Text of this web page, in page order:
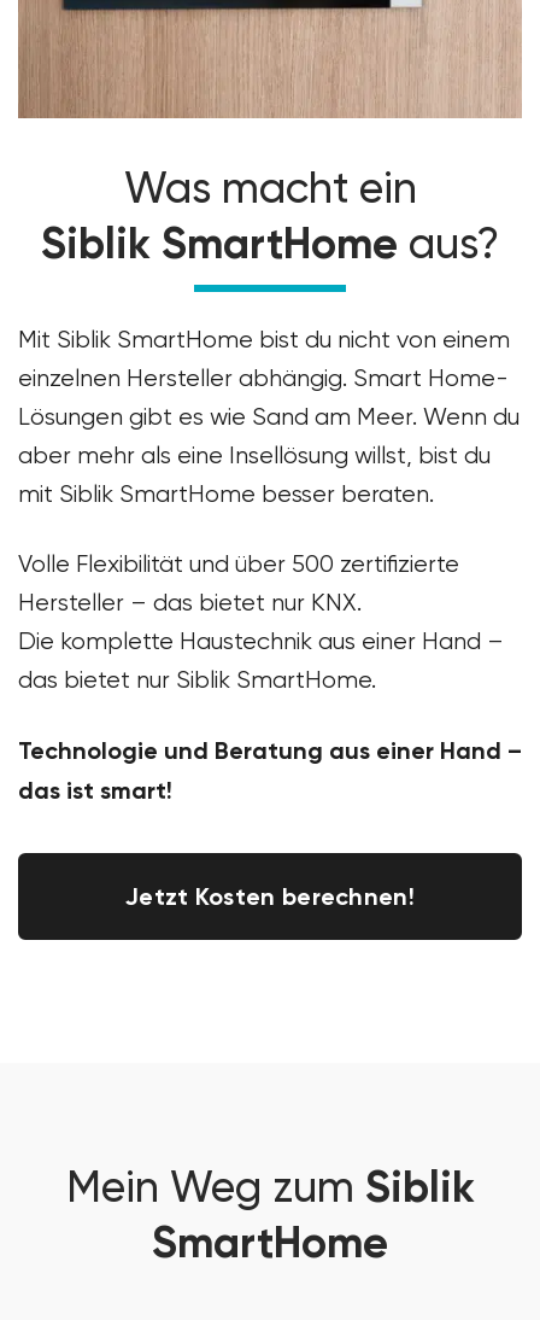
Was macht ein
Siblik SmartHome aus?
Mit Siblik SmartHome bist du nicht von einem
einzelnen Hersteller abhängig. Smart Home-
Lösungen gibt es wie Sand am Meer. Wenn du
aber mehr als eine Insellösung willst, bist du
mit Siblik SmartHome besser beraten.
Volle Flexibilität und über 500 zertifizierte
Hersteller – das bietet nur KNX.
Die komplette Haustechnik aus einer Hand –
das bietet nur Siblik SmartHome.
Technologie und Beratung aus einer Hand –
das ist smart!
Jetzt Kosten berechnen!
Mein Weg zum Siblik
SmartHome